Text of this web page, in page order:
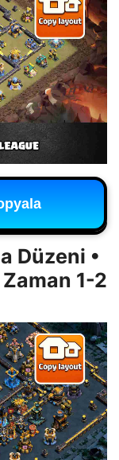
Düzeni •
Zaman 1-2